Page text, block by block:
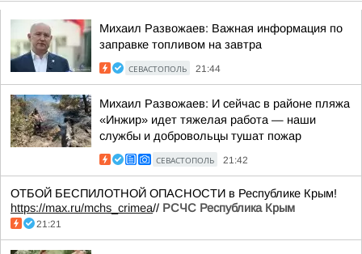
Михаил Развожаев: Важная информация по
заправке топливом на завтра
СЕВАСТОПОЛЬ 21:44
Михаил Развожаев: И сейчас в районе пляжа
«Инжир» идет тяжелая работа — наши
службы и добровольцы тушат пожар
СЕВАСТОПОЛЬ 21:42
ОТБОЙ БЕСПИЛОТНОЙ ОПАСНОСТИ в Республике Крым!
https://max.ru/mchs_crimea// РСЧС Республика Крым
21:21